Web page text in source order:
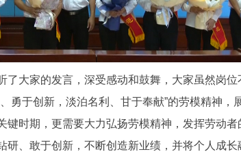
家的发言，深受感动和鼓舞，大家虽然岗位
勇于创新，淡泊名利、甘于奉献”的劳模精神
时期，更需要大力弘扬劳模精神，发挥劳动
、敢于创新，不断创造新业绩，并将个人成